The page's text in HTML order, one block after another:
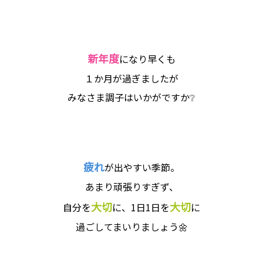
新年度になり早くも
１か月が過ぎましたが
みなさま調子はいかがですか❔
疲れが出やすい季節。
あまり頑張りすぎず、
自分を大切に、1日1日を大切に
過ごしてまいりましょう🌼